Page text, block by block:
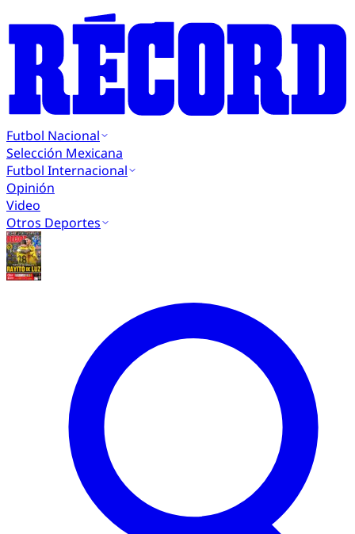
Futbol Nacional
Selección Mexicana
Futbol Internacional
Opinión
Video
Otros Deportes